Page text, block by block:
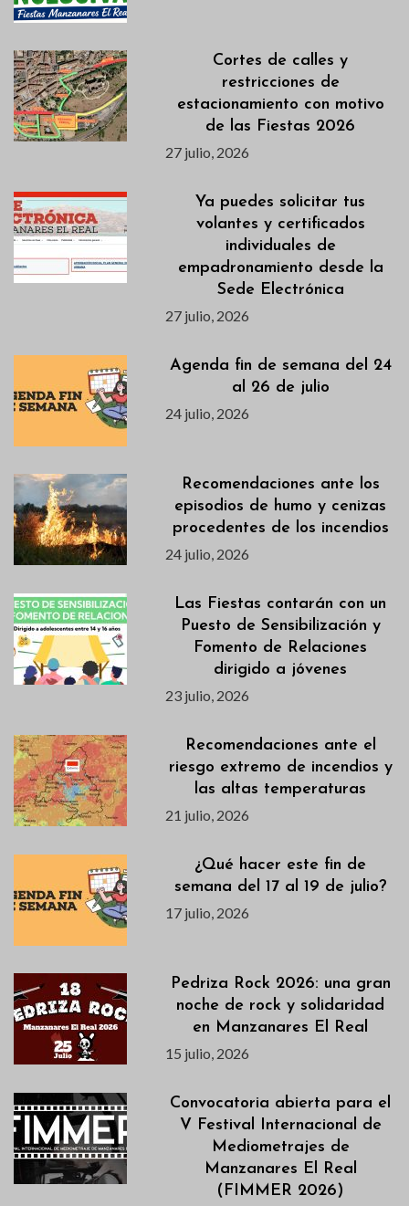
Cortes de calles y
restricciones de
estacionamiento con motivo
de las Fiestas 2026
27 julio, 2026
Ya puedes solicitar tus
volantes y certificados
individuales de
empadronamiento desde la
Sede Electrónica
27 julio, 2026
Agenda fin de semana del 24
al 26 de julio
24 julio, 2026
Recomendaciones ante los
episodios de humo y cenizas
procedentes de los incendios
24 julio, 2026
Las Fiestas contarán con un
Puesto de Sensibilización y
Fomento de Relaciones
dirigido a jóvenes
23 julio, 2026
Recomendaciones ante el
riesgo extremo de incendios y
las altas temperaturas
21 julio, 2026
¿Qué hacer este fin de
semana del 17 al 19 de julio?
17 julio, 2026
Pedriza Rock 2026: una gran
noche de rock y solidaridad
en Manzanares El Real
15 julio, 2026
Convocatoria abierta para el
V Festival Internacional de
Mediometrajes de
Manzanares El Real
(FIMMER 2026)